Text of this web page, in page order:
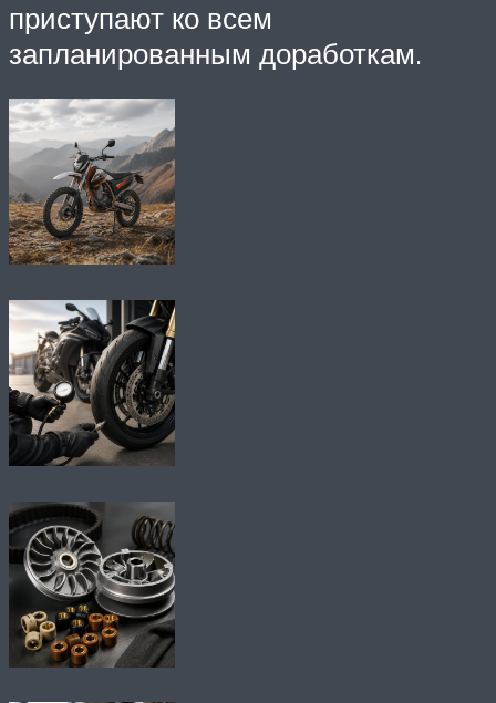
приступают ко всем
запланированным доработкам.